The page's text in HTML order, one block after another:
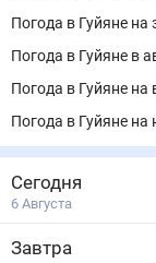
Погода в Гуйяне на
Погода в Гуйяне в
Погода в Гуйяне
Погода в Гуйяне на
Сегодня
6 Августа
Завтра